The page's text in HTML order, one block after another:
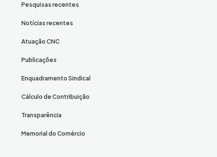
Pesquisas recentes
Notícias recentes
Atuação CNC
Publicações
Enquadramento Sindical
Cálculo de Contribuição
Transparência
Memorial do Comércio